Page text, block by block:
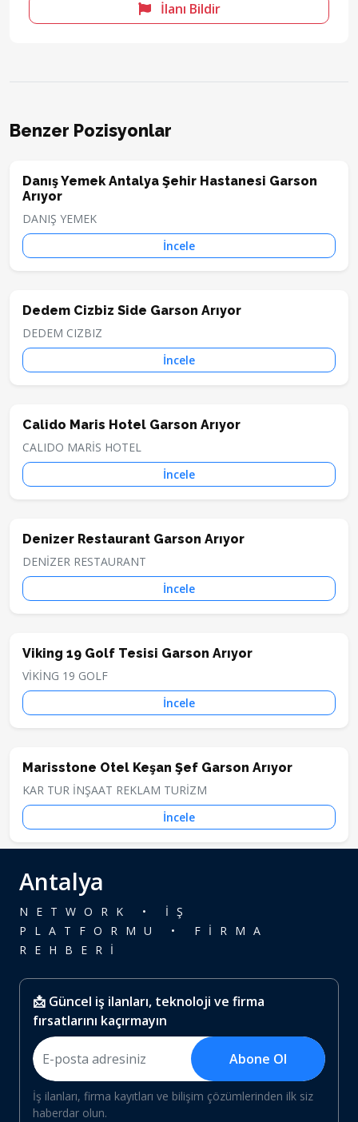
İlanı Bildir
Benzer Pozisyonlar
Danış Yemek Antalya Şehir Hastanesi Garson
Arıyor
DANIŞ YEMEK
İncele
Dedem Cizbiz Side Garson Arıyor
DEDEM CIZBIZ
İncele
Calido Maris Hotel Garson Arıyor
CALIDO MARİS HOTEL
İncele
Denizer Restaurant Garson Arıyor
DENİZER RESTAURANT
İncele
Viking 19 Golf Tesisi Garson Arıyor
VİKİNG 19 GOLF
İncele
Marisstone Otel Keşan Şef Garson Arıyor
KAR TUR İNŞAAT REKLAM TURİZM
İncele
Antalya
NETWORK • İŞ
PLATFORMU • FİRMA
REHBERİ
📩 Güncel iş ilanları, teknoloji ve firma
fırsatlarını kaçırmayın
Abone Ol
İş ilanları, firma kayıtları ve bilişim çözümlerinden ilk siz
haberdar olun.